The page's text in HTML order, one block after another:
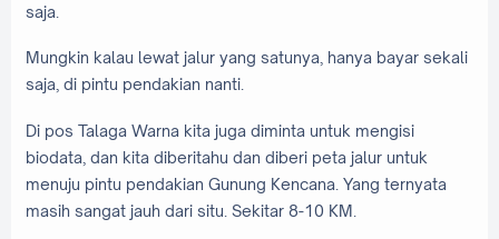
saja.
Mungkin kalau lewat jalur yang satunya, hanya bayar sekali
saja, di pintu pendakian nanti.
Di pos Talaga Warna kita juga diminta untuk mengisi
biodata, dan kita diberitahu dan diberi peta jalur untuk
menuju pintu pendakian Gunung Kencana. Yang ternyata
masih sangat jauh dari situ. Sekitar 8-10 KM.